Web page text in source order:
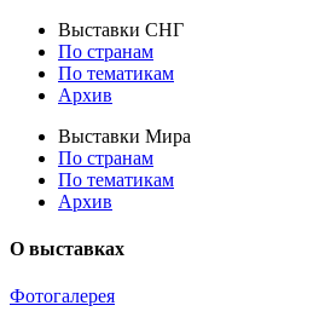
Выставки СНГ
По странам
По тематикам
Архив
Выставки Мира
По странам
По тематикам
Архив
О выставках
Фотогалерея